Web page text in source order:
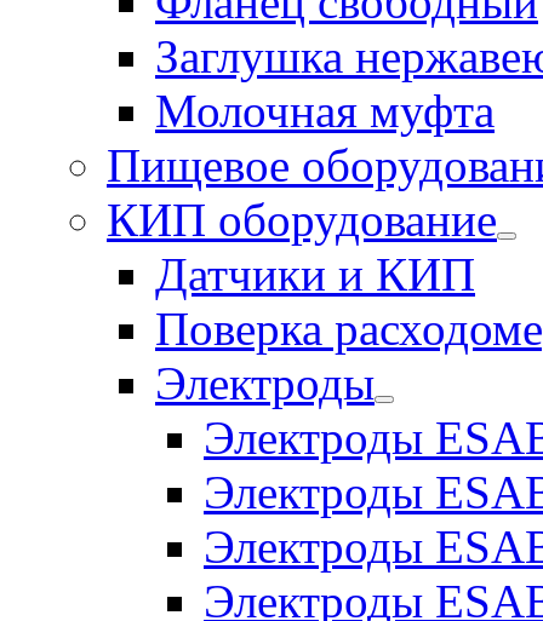
Заглушка
Молочная муфта
Пищевое
КИП оборудование
Датчики и КИП
Поверка
Электроды
Электроды
Электроды
Электроды
Электроды